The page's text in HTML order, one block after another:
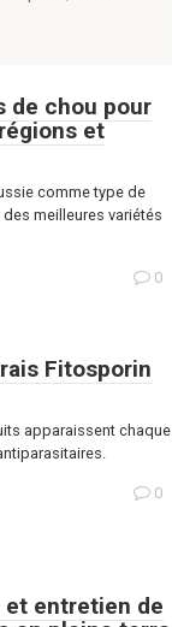
de chou pour
et
comme type de
meilleures variétés
0
Fitosporin
apparaissent chaque
0
entretien de